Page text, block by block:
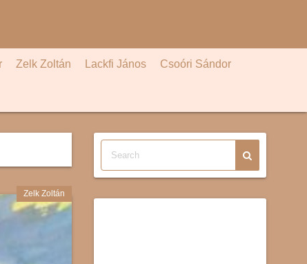
Zelk Zoltán Lackfi János Csoóri Sándor
Zelk Zoltán